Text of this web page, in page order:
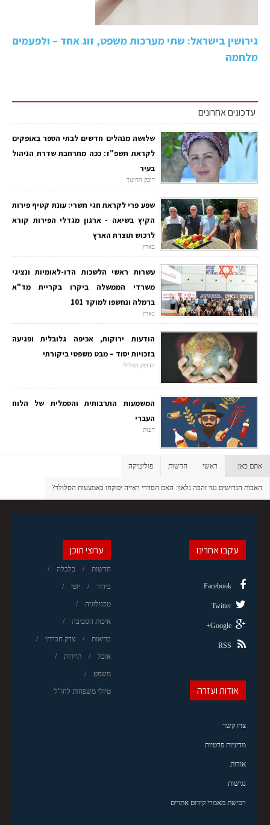
גירושין בישראל: שתי מערכות משפט, זוג אחד – ולפעמים
מלחמה
עדכונים אחרונים
שלושה מנהלים חדשים לבתי הספר באופקים
לקראת תשפ"ז: ככה מתרחבת שדרת הניהול
בעיר
דופק החינוך
שפע פרי לקראת חגי תשרי: עונת קטיף פירות
הקיץ בשיאה - ארגון מגדלי הפירות קורא
לרכוש תוצרת הארץ
בארץ
עשרות ראשי הלשכות הדו-לאומיות ונציגי
משרדי הממשלה ביקרו בקריית מד"א
ברמלה ונחשפו למוקד 101
בארץ
הודעות ירוקות, אכיפה גלובלית ופגיעה
בזכויות יסוד – מבט משפטי ביקורתי
הדופק הפלילי
המשמעות התרבותית והסמלית של הלוח
העברי
דעות
אתם כאן: ראשי חדשות פוליטיקה
האבות הגרושים נגד זהבה גלאון: האם הסדרי ראייה יפוקחו באמצעות הסלולר?
ערוצי תוכן
חדשות כלכלה
בידור יופי
טכנולוגיה
איכות הסביבה
בריאות צדק חברתי
אוכל תיירות
משפט
טיולי משפחות לחו"ל
עקבו אחרינו
Facebook
Twitter
Google+
RSS
אודות ועזרה
צרו קשר
מדיניות פרטיות
אודות
נגישות
רכישת מאמרי קידום אתרים